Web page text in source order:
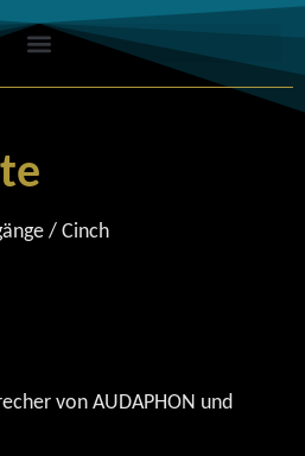
/ Cinch
von AUDAPHON und